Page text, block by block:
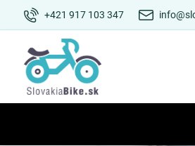
+421 917 103 347